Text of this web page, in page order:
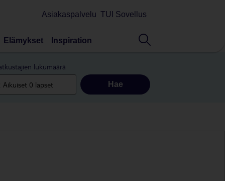
Asiakaspalvelu TUI Sovellus
Elämykset Inspiration
lukumäärä
Hae